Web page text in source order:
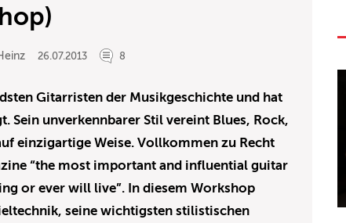
26.07.2013 8
Gitarristen der Musikgeschichte und hat
Sein unverkennbarer Stil vereint Blues, Rock,
einzigartige Weise. Vollkommen zu Recht
“the most important and influential guitar
or ever will live”. In diesem Workshop
seine wichtigsten stilistischen